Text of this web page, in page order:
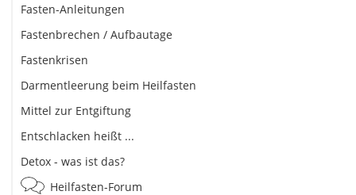
Fasten-Anleitungen
Fastenbrechen / Aufbautage
Fastenkrisen
Darmentleerung beim Heilfasten
Mittel zur Entgiftung
Entschlacken heißt ...
Detox - was ist das?
Heilfasten-Forum